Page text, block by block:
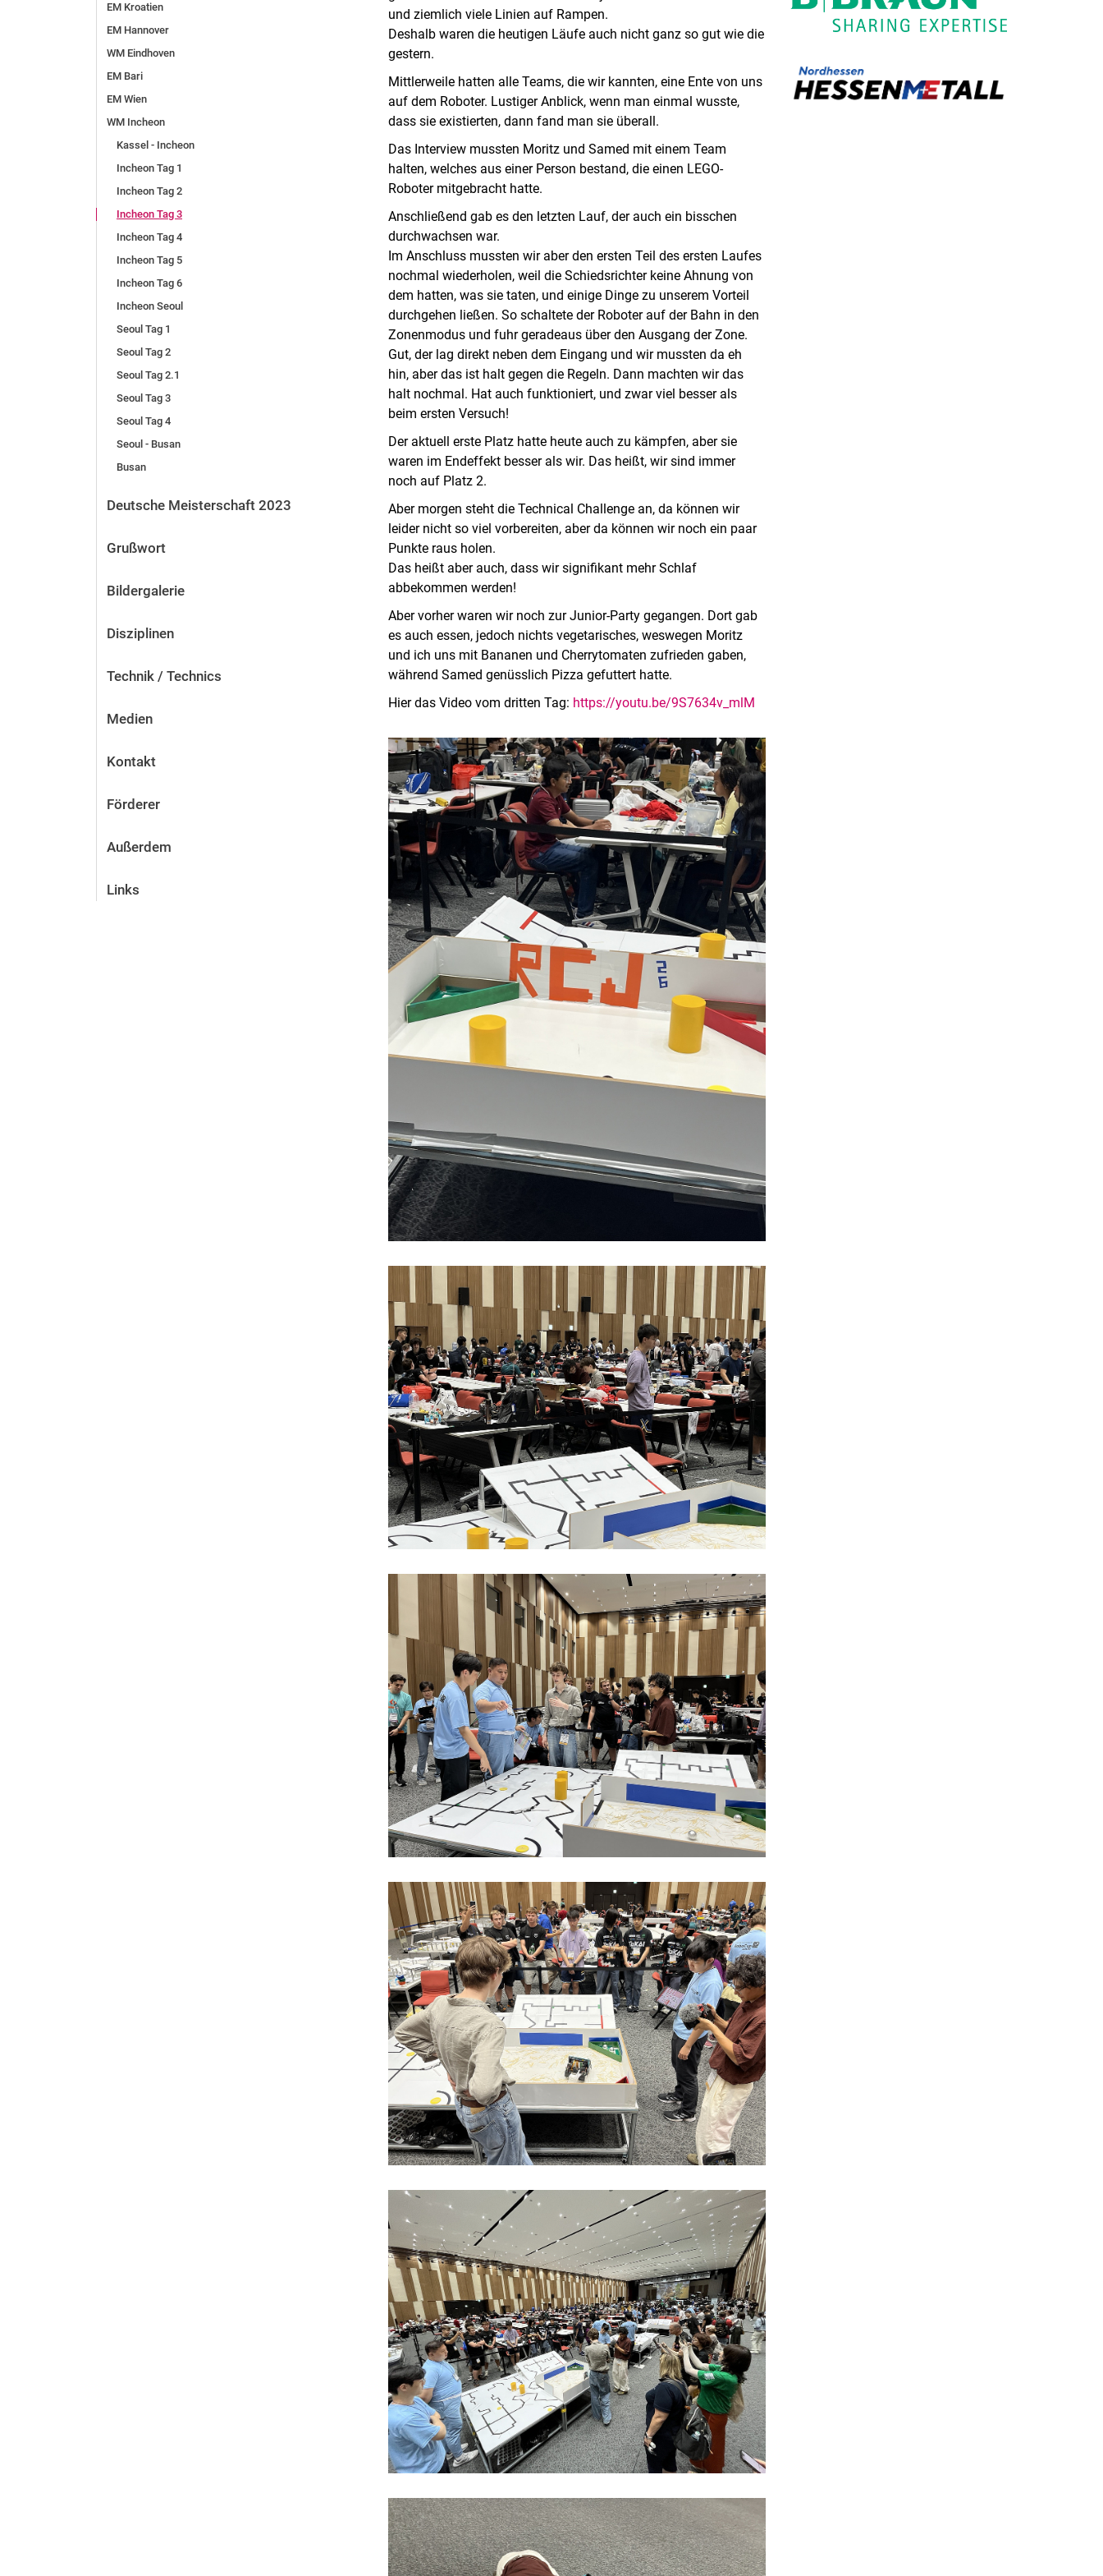
EM Kroatien
EM Hannover
WM Eindhoven
EM Bari
EM Wien
WM Incheon
Kassel - Incheon
Incheon Tag 1
Incheon Tag 2
Incheon Tag 3
Incheon Tag 4
Incheon Tag 5
Incheon Tag 6
Incheon Seoul
Seoul Tag 1
Seoul Tag 2
Seoul Tag 2.1
Seoul Tag 3
Seoul Tag 4
Seoul - Busan
Busan
Deutsche Meisterschaft 2023
Grußwort
Bildergalerie
Disziplinen
Technik / Technics
Medien
Kontakt
Förderer
Außerdem
Links
und ziemlich viele Linien auf Rampen.
Deshalb waren die heutigen Läufe auch nicht ganz so gut wie die
gestern.
Mittlerweile hatten alle Teams, die wir kannten, eine Ente von uns
auf dem Roboter. Lustiger Anblick, wenn man einmal wusste,
dass sie existierten, dann fand man sie überall.
Das Interview mussten Moritz und Samed mit einem Team
halten, welches aus einer Person bestand, die einen LEGO-
Roboter mitgebracht hatte.
Anschließend gab es den letzten Lauf, der auch ein bisschen
durchwachsen war.
Im Anschluss mussten wir aber den ersten Teil des ersten Laufes
nochmal wiederholen, weil die Schiedsrichter keine Ahnung von
dem hatten, was sie taten, und einige Dinge zu unserem Vorteil
durchgehen ließen. So schaltete der Roboter auf der Bahn in den
Zonenmodus und fuhr geradeaus über den Ausgang der Zone.
Gut, der lag direkt neben dem Eingang und wir mussten da eh
hin, aber das ist halt gegen die Regeln. Dann machten wir das
halt nochmal. Hat auch funktioniert, und zwar viel besser als
beim ersten Versuch!
Der aktuell erste Platz hatte heute auch zu kämpfen, aber sie
waren im Endeffekt besser als wir. Das heißt, wir sind immer
noch auf Platz 2.
Aber morgen steht die Technical Challenge an, da können wir
leider nicht so viel vorbereiten, aber da können wir noch ein paar
Punkte raus holen.
Das heißt aber auch, dass wir signifikant mehr Schlaf
abbekommen werden!
Aber vorher waren wir noch zur Junior-Party gegangen. Dort gab
es auch essen, jedoch nichts vegetarisches, weswegen Moritz
und ich uns mit Bananen und Cherrytomaten zufrieden gaben,
während Samed genüsslich Pizza gefuttert hatte.
Hier das Video vom dritten Tag: https://youtu.be/9S7634v_mlM